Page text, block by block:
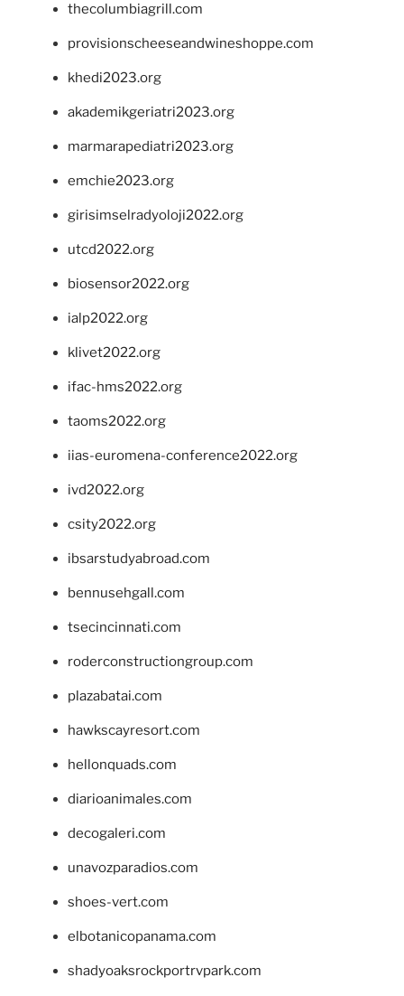
thecolumbiagrill.com
provisionscheeseandwineshoppe.com
khedi2023.org
akademikgeriatri2023.org
marmarapediatri2023.org
emchie2023.org
girisimselradyoloji2022.org
utcd2022.org
biosensor2022.org
ialp2022.org
klivet2022.org
ifac-hms2022.org
taoms2022.org
iias-euromena-conference2022.org
ivd2022.org
csity2022.org
ibsarstudyabroad.com
bennusehgall.com
tsecincinnati.com
roderconstructiongroup.com
plazabatai.com
hawkscayresort.com
hellonquads.com
diarioanimales.com
decogaleri.com
unavozparadios.com
shoes-vert.com
elbotanicopanama.com
shadyoaksrockportrvpark.com